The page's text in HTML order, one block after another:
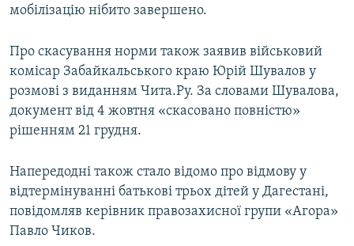
мобілізацію нібито завершено.
Про скасування норми також заявив військовий
комісар Забайкальського краю Юрій Шувалов у
розмові з виданням Чита.Ру. За словами Шувалова,
документ від 4 жовтня «скасовано повністю»
рішенням 21 грудня.
Напередодні також стало відомо про відмову у
відтермінуванні батькові трьох дітей у Дагестані,
повідомляв керівник правозахисної групи «Агора»
Павло Чиков.